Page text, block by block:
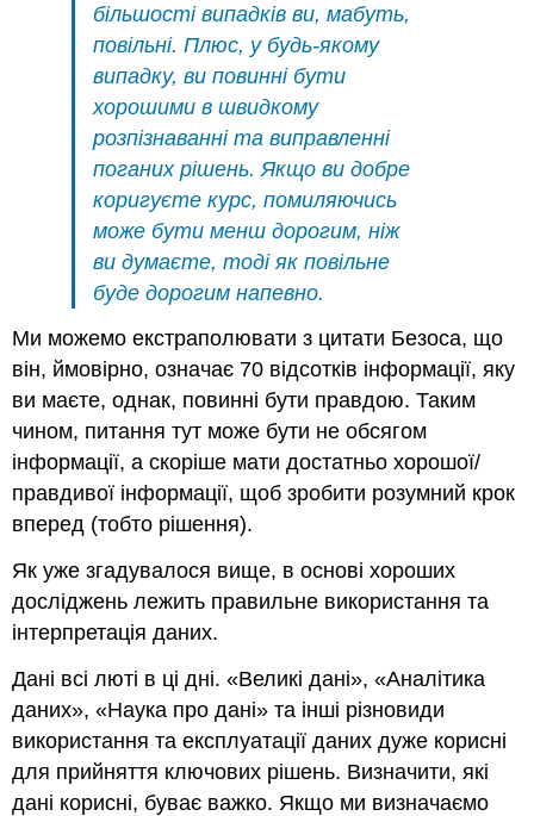
більшості випадків ви, мабуть,
повільні. Плюс, у будь-якому
випадку, ви повинні бути
хорошими в швидкому
розпізнаванні та виправленні
поганих рішень. Якщо ви добре
коригуєте курс, помиляючись
може бути менш дорогим, ніж
ви думаєте, тоді як повільне
буде дорогим напевно.
Ми можемо екстраполювати з цитати Безоса, що
він, ймовірно, означає 70 відсотків інформації, яку
ви маєте, однак, повинні бути правдою. Таким
чином, питання тут може бути не обсягом
інформації, а скоріше мати достатньо хорошої/
правдивої інформації, щоб зробити розумний крок
вперед (тобто рішення).
Як уже згадувалося вище, в основі хороших
досліджень лежить правильне використання та
інтерпретація даних.
Дані всі люті в ці дні. «Великі дані», «Аналітика
даних», «Наука про дані» та інші різновиди
використання та експлуатації даних дуже корисні
для прийняття ключових рішень. Визначити, які
дані корисні, буває важко. Якщо ми визначаємо